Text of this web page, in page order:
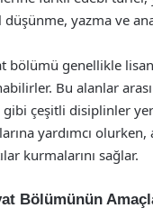
düşünme, yazma ve
bölümü genellikle
Bu alanlar
çeşitli disiplinler
yardımcı
kurmalarını sağlar.
Bölümünün